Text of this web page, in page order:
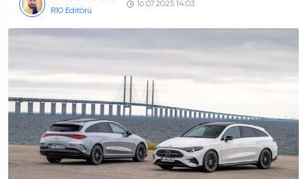
R10 Editörü
16.07.2025 14:03